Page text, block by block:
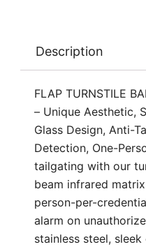
Description
FLAP TURNSTILE
– Unique Aesthetic,
Glass Design, Anti-
Detection, One-
tailgating with our
beam infrared
person-per-
alarm on
stainless steel, sleek